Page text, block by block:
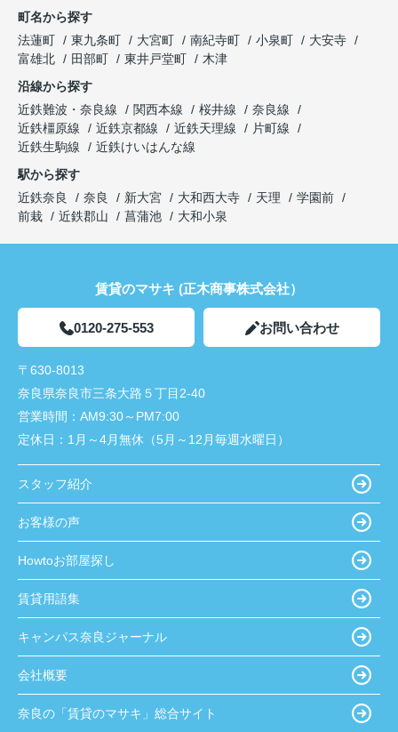
町名から探す
法蓮町
東九条町 大宮町 南紀寺町 小泉町
大安寺
富雄北
田部町 東井戸堂町
木津
沿線から探す
近鉄難波・奈良線
関西本線 桜井線
奈良線
近鉄橿原線
近鉄京都線 近鉄天理線
片町線
近鉄生駒線
近鉄けいはんな線
駅から探す
近鉄奈良
奈良 新大宮 大和西大寺 天理
学園前
前栽
近鉄郡山 菖蒲池 大和小泉
賃貸のマサキ (正木商事株式会社）
0120-275-553 お問い合わせ
〒630-8013
奈良県奈良市三条大路５丁目2-40
営業時間： AM9:30～PM7:00
定休日： 1月～4月無休（5月～12月毎週水曜日）
スタッフ紹介
お客様の声
Howtoお部屋探し
賃貸用語集
キャンパス奈良ジャーナル
会社概要
奈良の「賃貸のマサキ」総合サイト